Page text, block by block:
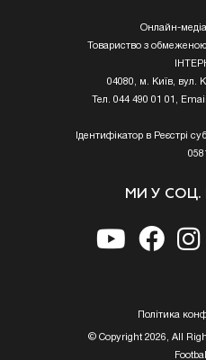
Онлайн-
Товариство з обмеженою
04080, м. Київ, вул.
Тел. 044 490 01 01,
Ідентифікатор в Реєстрі
МИ У
Полiтика
© Copyright 2026, All